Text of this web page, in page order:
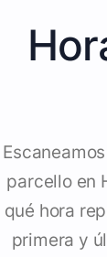
parcello en
qué hora
primera y